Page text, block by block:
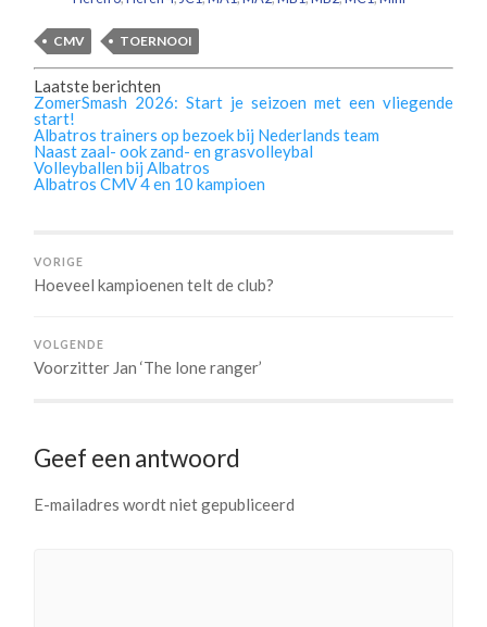
CMV TOERNOOI
Laatste berichten
ZomerSmash 2026: Start je seizoen met een vliegende
start!
Albatros trainers op bezoek bij Nederlands team
Naast zaal- ook zand- en grasvolleybal
Volleyballen bij Albatros
Albatros CMV 4 en 10 kampioen
VORIGE
Hoeveel kampioenen telt de club?
VOLGENDE
Voorzitter Jan ‘The lone ranger’
Geef een antwoord
E-mailadres wordt niet gepubliceerd